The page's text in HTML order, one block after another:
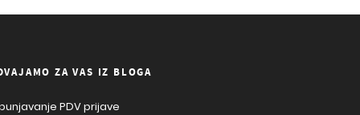
ZA VAS IZ BLOGA
PDV prijave